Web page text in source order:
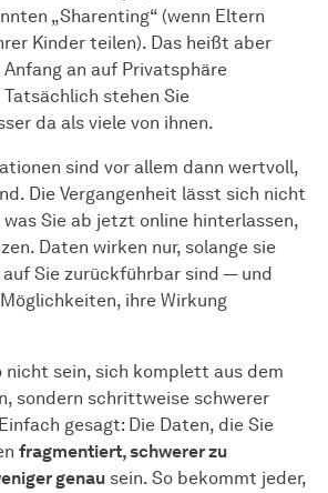
„Sharenting“ (wenn Eltern
Kinder teilen). Das heißt aber
an auf Privatsphäre
stehen Sie
da als viele von ihnen.
sind vor allem dann wertvoll,
Die Vergangenheit lässt sich nicht
Sie ab jetzt online hinterlassen,
Daten wirken nur, solange sie
Sie zurückführbar sind — und
ihre Wirkung
nicht sein, sich komplett aus dem
sondern schrittweise schwerer
gesagt: Die Daten, die Sie
fragmentiert, schwerer zu
genau sein. So bekommt jeder,